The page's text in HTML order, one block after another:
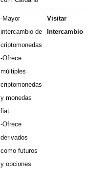
-Mayor
intercambio de
criptomonedas
-Ofrece
múltiples
criptomonedas
y monedas
fiat
-Ofrece
derivados
como futuros
y opciones
Visitar
Intercambio